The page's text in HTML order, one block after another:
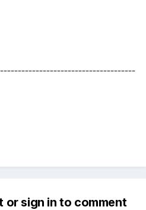
or sign in to comment